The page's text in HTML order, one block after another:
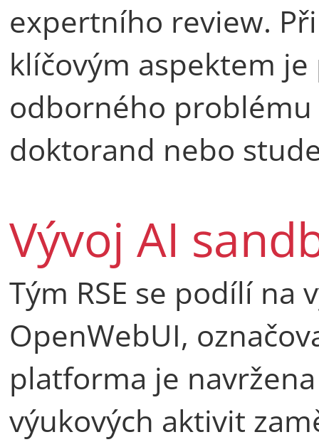
expertního review.
klíčovým aspektem
odborného
doktorand nebo
Vývoj AI
Tým RSE se podílí na
OpenWebUI,
platforma je
výukových aktivit